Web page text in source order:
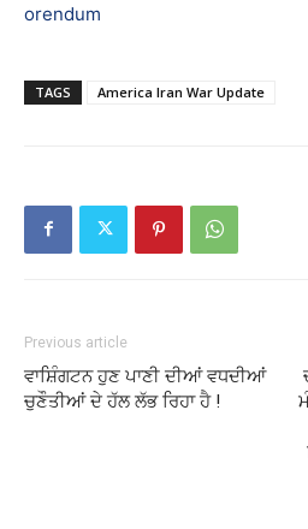
orendum
TAGS America Iran War Update
Previous article
ਵਾਸ਼ਿੰਗਟਨ ਹੁਣ ਪਾਣੀ ਦੀਆਂ ਵਧਦੀਆਂ
ਚੁਣੌਤੀਆਂ ਦੇ ਹੱਲ ਲੱਭ ਰਿਹਾ ਹੈ !